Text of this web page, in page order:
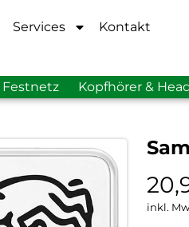
Services
Kontakt
Festnetz Kopfhörer &
inkl.